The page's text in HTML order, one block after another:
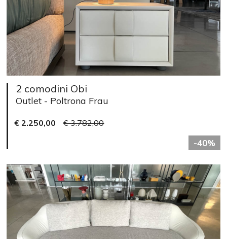
2 comodini Obi
Outlet - Poltrona Frau
€ 2.250,00 € 3.782,00
-40%